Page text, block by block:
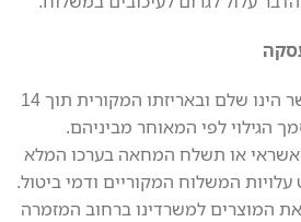
ניתן להחזיר כל מוצר כאשר הינו שלם ובאריזתו המקורית תוך 14
הגילוי לפי המאוחר מביניהם.
או תשלח המחאה בערכו המלא
המשלוח המקוריים ודמי ביטול.
המוצרים למשרדינו ברחוב המזמרה